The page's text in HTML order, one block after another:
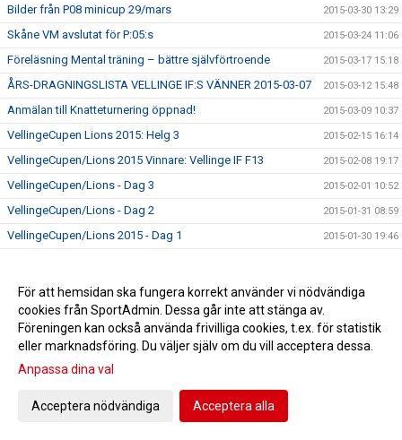
Bilder från P08 minicup 29/mars 2015-03-30 13:29
Skåne VM avslutat för P:05:s 2015-03-24 11:06
Föreläsning Mental träning – bättre självförtroende 2015-03-17 15:18
ÅRS-DRAGNINGSLISTA VELLINGE IF:S VÄNNER 2015-03-07 2015-03-12 15:48
Anmälan till Knatteturnering öppnad! 2015-03-09 10:37
VellingeCupen Lions 2015: Helg 3 2015-02-15 16:14
VellingeCupen/Lions 2015 Vinnare: Vellinge IF F13 2015-02-08 19:17
VellingeCupen/Lions - Dag 3 2015-02-01 10:52
VellingeCupen/Lions - Dag 2 2015-01-31 08:59
VellingeCupen/Lions 2015 - Dag 1 2015-01-30 19:46
P05 i LB07 Futsal Cup 2015-01-28 11:21
Vellinge IFs ny profil - Intersport Mobilia 2015-01-26 16:49
Kallelse till årsmöte 24/feb kl 19.00 2015-01-22 12:47
Stor intresse på domarkursen för Futsal
Cornelia Hansson till FC Rosengård U17
För att hemsidan ska fungera korrekt använder vi nödvändiga
cookies från SportAdmin. Dessa går inte att stänga av.
Föreningen kan också använda frivilliga cookies, t.ex. för statistik
eller marknadsföring. Du väljer själv om du vill acceptera dessa.
Anpassa dina val
Acceptera nödvändiga Acceptera alla